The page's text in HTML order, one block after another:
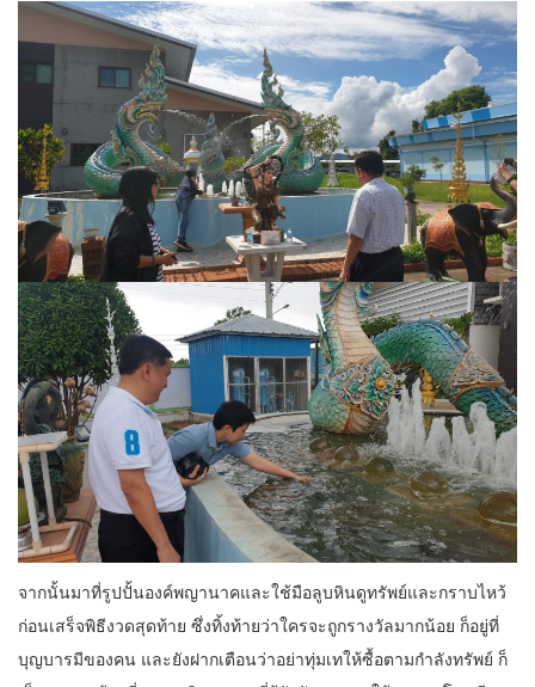
จากนั้นมาที่รูปปั้นองค์พญานาคและใช้มือลูบหินดูทรัพย์และกราบไหว้
ก่อนเสร็จพิธีงวดสุดท้าย ซึ่งทิ้งท้ายว่าใครจะถูกรางวัลมากน้อย ก็อยู่ที่
บุญบารมีของคน และยังฝากเตือนว่าอย่าทุ่มเทให้ซื้อตามกำลังทรัพย์ ก็